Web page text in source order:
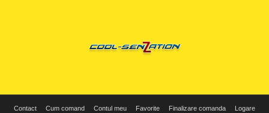
Contact Cum comand Contul meu Favorite Finalizare comanda Logare